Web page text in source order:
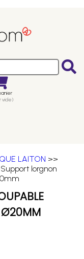
vide)
LAITON >>
lorgnon
Ø20MM